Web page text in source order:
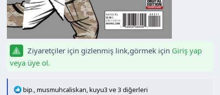
Ziyaretçiler için gizlenmiş link,görmek için Giriş yap
veya üye ol.
T
bip.,musmuhcaliskan,kuyu3 ve 3 diğerleri